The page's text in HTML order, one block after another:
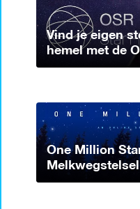
Vind je eigen
hemel met de
One Million